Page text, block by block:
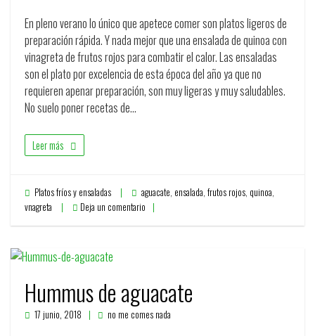
En pleno verano lo único que apetece comer son platos ligeros de
preparación rápida. Y nada mejor que una ensalada de quinoa con
vinagreta de frutos rojos para combatir el calor. Las ensaladas
son el plato por excelencia de esta época del año ya que no
requieren apenar preparación, son muy ligeras y muy saludables.
No suelo poner recetas de…
Leer más
Platos fríos y ensaladas aguacate, ensalada, frutos rojos, quinoa,
vnagreta
Deja un comentario
Hummus de aguacate
17 junio, 2018 no me comes nada